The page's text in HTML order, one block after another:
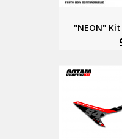
"NEON" Kit